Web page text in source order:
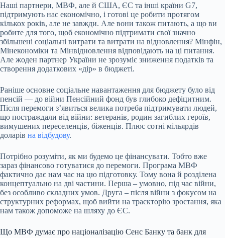
Наші партнери, МВФ, але й США, ЄС та інші країни G7,
підтримують нас економічно, і готові це робити протягом
кількох років, але не завжди. Але вони також питають, а що ви
робите для того, щоб економічно підтримати свої значно
збільшені соціальні витрати та витрати на відновлення? Мінфін,
Мінекономіки та Мінвідновлення відповідають на ці питання.
Але жоден партнер України не зрозуміє зниження податків та
створення додаткових «дір» в бюджеті.
Раніше основне соціальне навантаження для бюджету було від
пенсій — до війни Пенсійний фонд був глибоко дефіцитним.
Після перемоги зʼявиться велика потреба підтримувати людей,
що постраждали від війни: ветеранів, родин загиблих героїв,
вимушених переселенців, біженців. Плюс сотні мільярдів
доларів на відбудову.
Потрібно розуміти, як ми будемо це фінансувати. Тобто вже
зараз фінансово готуватися до перемоги. Програма МВФ
фактично дає нам час на цю підготовку. Тому вона й розділена
концептуально на дві частини. Перша – умовно, під час війни,
без особливо складних умов. Друга – після війни з фокусом на
структурних реформах, щоб вийти на траєкторію зростання, яка
нам також допоможе на шляху до ЄС.
Що МВФ думає про націоналізацію Сенс Банку та банк для